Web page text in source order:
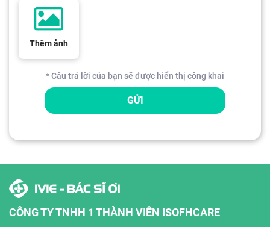
Thêm ảnh
* Câu trả lời của bạn sẽ được hiển thị công khai
GỬI
CÔNG TY TNHH 1 THÀNH VIÊN ISOFHCARE